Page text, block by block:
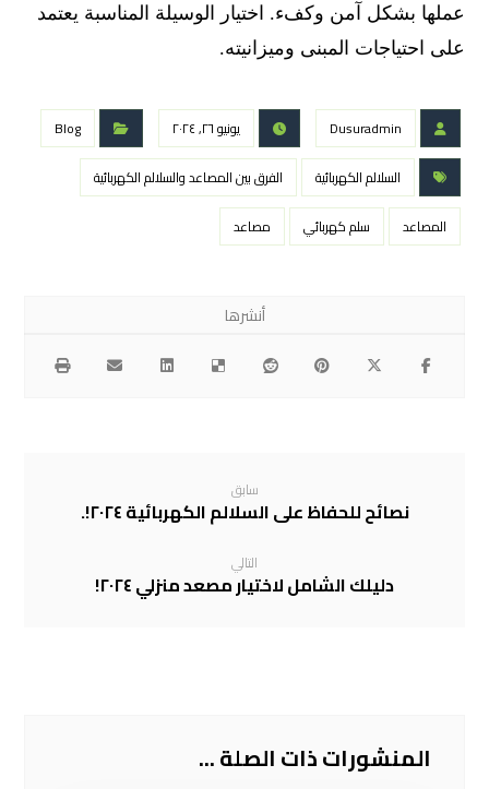
عملها بشكل آمن وكفء. اختيار الوسيلة المناسبة يعتمد
على احتياجات المبنى وميزانيته.
Dusuradmin يونيو ٢٦, ٢٠٢٤
Blog
السلالم الكهربائية
الفرق بين المصاعد والسلالم الكهربائية
المصاعد
سلم كهربائي مصاعد
سابق
نصائح للحفاظ على السلالم الكهربائية ٢٠٢٤!.
التالي
دليلك الشامل لاختيار مصعد منزلي ٢٠٢٤!
المنشورات ذات الصلة ...